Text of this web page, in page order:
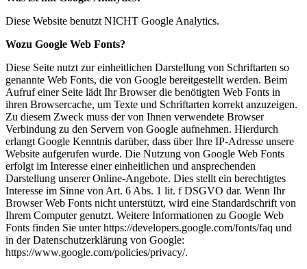
Diese Website benutzt NICHT Google Analytics.
Wozu Google Web Fonts?
Diese Seite nutzt zur einheitlichen Darstellung von Schriftarten so
genannte Web Fonts, die von Google bereitgestellt werden. Beim
Aufruf einer Seite lädt Ihr Browser die benötigten Web Fonts in
ihren Browsercache, um Texte und Schriftarten korrekt anzuzeigen.
Zu diesem Zweck muss der von Ihnen verwendete Browser
Verbindung zu den Servern von Google aufnehmen. Hierdurch
erlangt Google Kenntnis darüber, dass über Ihre IP-Adresse unsere
Website aufgerufen wurde. Die Nutzung von Google Web Fonts
erfolgt im Interesse einer einheitlichen und ansprechenden
Darstellung unserer Online-Angebote. Dies stellt ein berechtigtes
Interesse im Sinne von Art. 6 Abs. 1 lit. f DSGVO dar. Wenn Ihr
Browser Web Fonts nicht unterstützt, wird eine Standardschrift von
Ihrem Computer genutzt. Weitere Informationen zu Google Web
Fonts finden Sie unter https://developers.google.com/fonts/faq und
in der Datenschutzerklärung von Google:
https://www.google.com/policies/privacy/.